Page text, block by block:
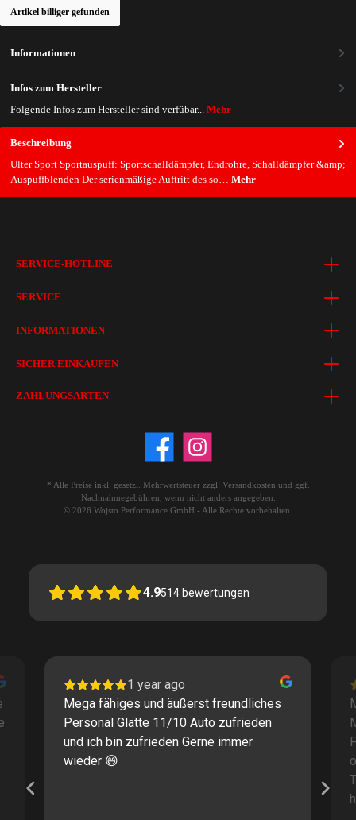
Artikel billiger gefunden
Beschreibung
Ulter Sport Sportauspuff: Sportschalldämpfer, Endrohre, Schalldämpfer &amp;
Auspuffblenden Der serienmäßige Auftritt des so… Mehr
Informationen
Infos zum Hersteller
Folgende Infos zum Hersteller sind verfübar... Mehr
SERVICE-HOTLINE
SERVICE
INFORMATIONEN
SICHER EINKAUFEN
ZAHLUNGSARTEN
* Alle Preise inkl. gesetzl. Mehrwertsteuer zzgl. Versandkosten und ggf.
Nachnahmegebühren, wenn nicht anders angegeben.
© 2026 Wojsto Performance GmbH - Alle Rechte vorbehalten.
4.9514 bewertungen
1 year ago
Mega fähiges und äußerst freundliches
Personal Glatte 11/10 Auto zufrieden
und ich bin zufrieden Gerne immer
wieder 😄